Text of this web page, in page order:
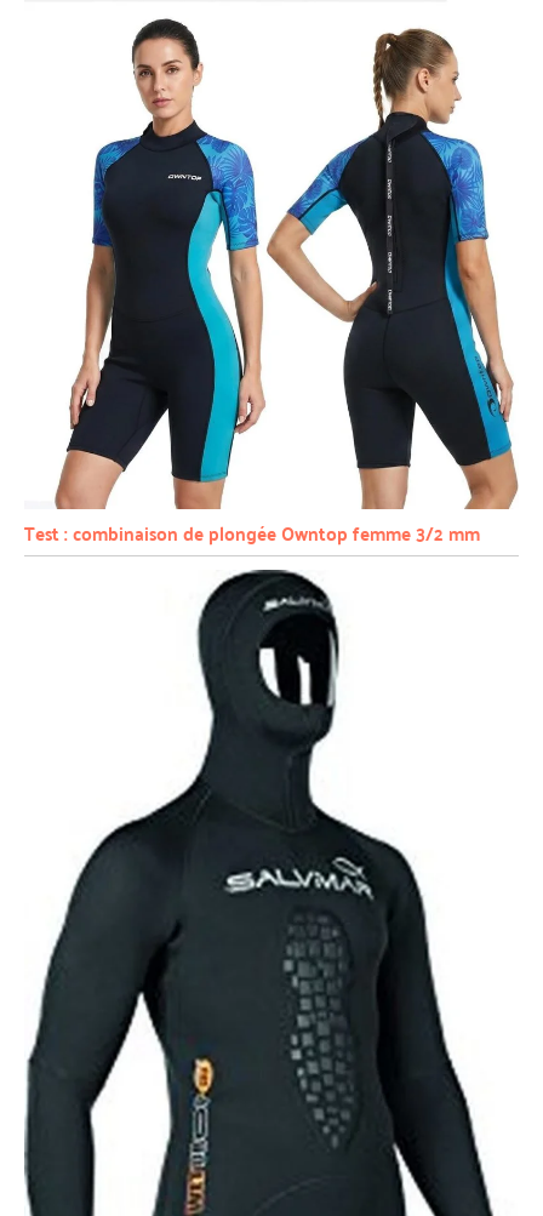
Test : combinaison de plongée Owntop femme 3/2 mm